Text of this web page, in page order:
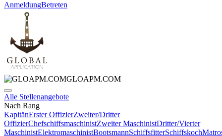
AnmeldungBetreten
GLOAPM.COM
Alle Stellenangebote
Nach Rang
KapitänErster OffizierZweiter/Dritter
OffizierChefschiffsmaschinistZweiter MaschinistDritter/Vierter
MaschinistElektromaschinistBootsmannSchiffsfitterSchiffskoch